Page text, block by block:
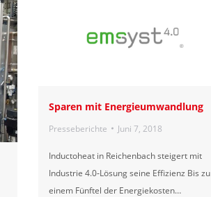
Sparen mit Energieumwandlung
Presseberichte Juni 7, 2018
Inductoheat in Reichenbach steigert mit
Industrie 4.0‐Lösung seine Effizienz Bis zu
einem Fünftel der Energiekosten…